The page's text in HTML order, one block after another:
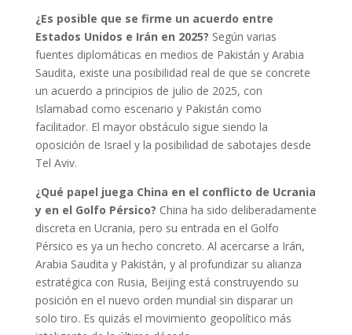
¿Es posible que se firme un acuerdo entre
Estados Unidos e Irán en 2025? Según varias
fuentes diplomáticas en medios de Pakistán y Arabia
Saudita, existe una posibilidad real de que se concrete
un acuerdo a principios de julio de 2025, con
Islamabad como escenario y Pakistán como
facilitador. El mayor obstáculo sigue siendo la
oposición de Israel y la posibilidad de sabotajes desde
Tel Aviv.
¿Qué papel juega China en el conflicto de Ucrania
y en el Golfo Pérsico? China ha sido deliberadamente
discreta en Ucrania, pero su entrada en el Golfo
Pérsico es ya un hecho concreto. Al acercarse a Irán,
Arabia Saudita y Pakistán, y al profundizar su alianza
estratégica con Rusia, Beijing está construyendo su
posición en el nuevo orden mundial sin disparar un
solo tiro. Es quizás el movimiento geopolítico más